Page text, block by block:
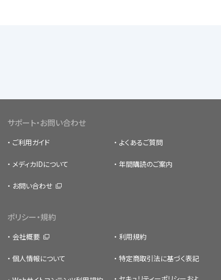
サポート・お問い合わせ
ご利用ガイド よくあるご質問
メディカIDについて 年間購読のご案内
お問い合わせ
ポリシー・規約
会社概要 利用規約
個人情報について 特定商取引法に基づく表記